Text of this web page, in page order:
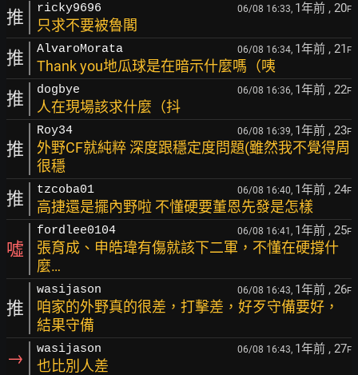
推 ricky9696 06/08 16:33, 1年前 , 20F
只求不要被魯閣
推 AlvaroMorata 06/08 16:34, 1年前 , 21 F
Thank you地瓜球是在暗示什麼嗎（咦
推 dogbye 06/08 16:36, 1年前 , 22F
人在現場該求什麼（抖
推
Roy34 06/08 16:39, 1年前 , 23F
外野CF就純粹 深度跟穩定度問題(雖然我不覺得周
很穩
推 tzcoba01 06/08 16:40, 1年前 , 24F
高捷還是擺內野啦 不懂硬要董恩先發是怎樣
噓
fordlee0104 06/08 16:41, 1年前 , 25F
張育成、申皓瑋有傷就該下二軍，不懂在硬撐什
麼…
推
wasijason 06/08 16:43, 1年前 , 26F
咱家的外野真的很差，打擊差，好歹守備要好，
結果守備
→ wasijason 06/08 16:43, 1年前 , 27F
也比別人差